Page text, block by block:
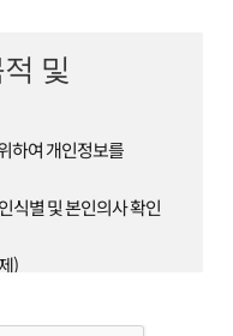
나타내며 영문 또는
있으며 이용자가 회원
다.
받은 'ID'가 본인의
회원이 'ID'와 함께
원활한 운영을
및
하여 개인정보를
식별 및 본인의사 확인
)
정보 안내
가 있는 민감한